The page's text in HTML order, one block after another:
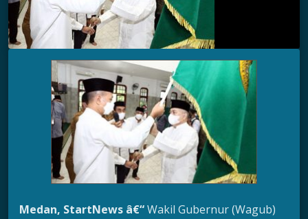
Medan, StartNews â€“Wakil Gubernur (Wagub)